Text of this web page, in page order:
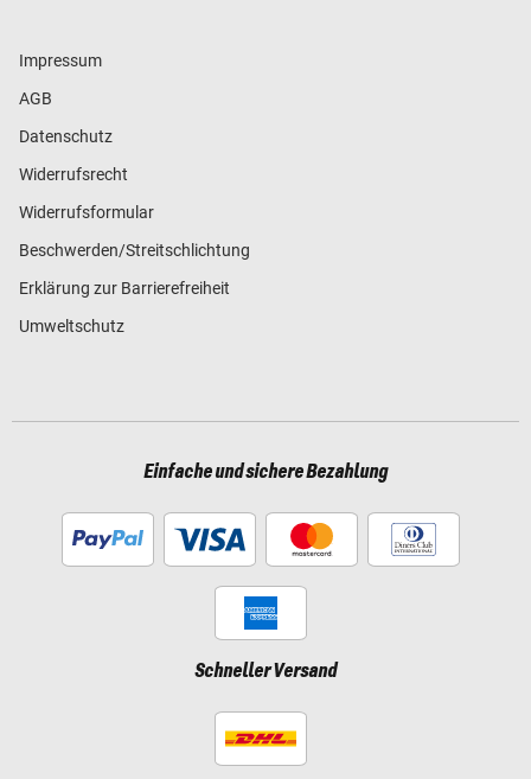
Impressum
AGB
Datenschutz
Widerrufsrecht
Widerrufsformular
Beschwerden/Streitschlichtung
Erklärung zur Barrierefreiheit
Umweltschutz
Einfache und sichere Bezahlung
Schneller Versand